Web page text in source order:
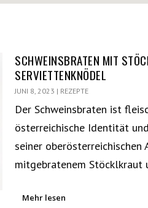
SCHWEINSBRATEN MIT
SERVIETTENKNÖDEL
JUNI 8, 2023 | REZEPTE
Der Schweinsbraten ist
österreichische Identität
seiner oberösterreichischen
mitgebratenem
Mehr lesen